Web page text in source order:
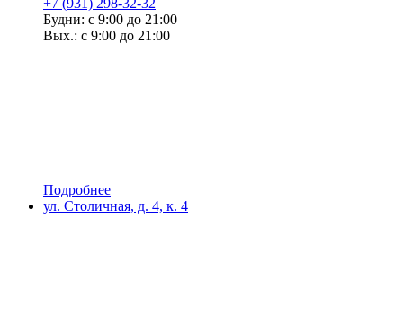
+7 (931) 298-32-32
Будни: с 9:00 до 21:00
Вых.: с 9:00 до 21:00
Подробнее
ул. Столичная, д. 4, к. 4